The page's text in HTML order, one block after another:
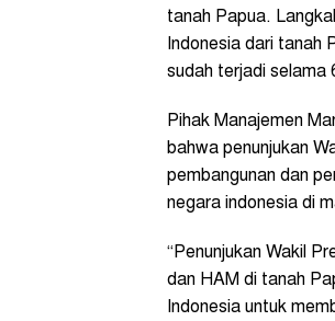
tanah Papua.
Indonesia dari tanah
sudah terjadi selama
Pihak Manajemen
bahwa penunjukan
pembangunan dan
negara indonesia di
“Penunjukan Wakil
dan HAM di tanah
Indonesia untuk